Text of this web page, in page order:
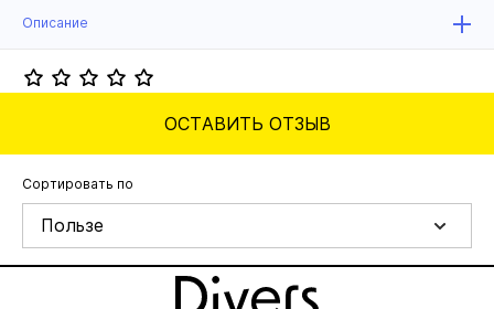
Описание
ОСТАВИТЬ ОТЗЫВ
Сортировать по
Пользе